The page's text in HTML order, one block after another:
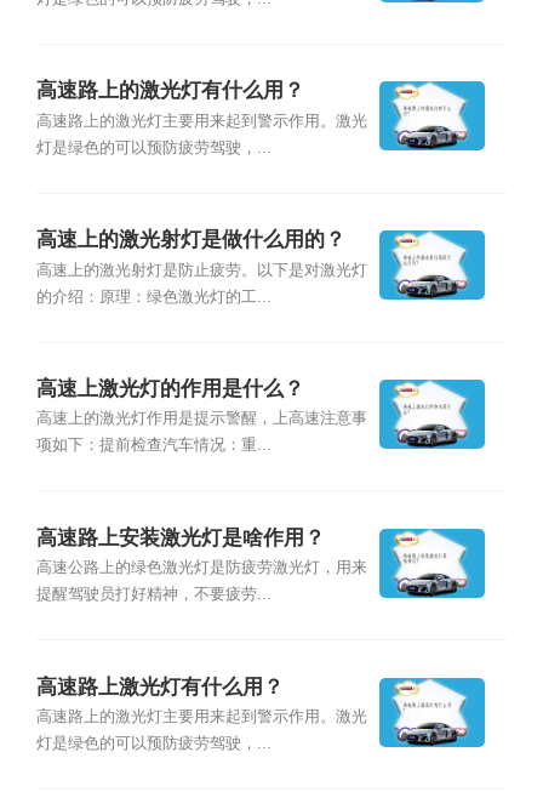
高速路上的激光灯有什么用？
高速路上的激光灯主要用来起到警示作用。激光
灯是绿色的可以预防疲劳驾驶，...
高速上的激光射灯是做什么用的？
高速上的激光射灯是防止疲劳。以下是对激光灯
的介绍：原理：绿色激光灯的工...
高速上激光灯的作用是什么？
高速上的激光灯作用是提示警醒，上高速注意事
项如下：提前检查汽车情况：重...
高速路上安装激光灯是啥作用？
高速公路上的绿色激光灯是防疲劳激光灯，用来
提醒驾驶员打好精神，不要疲劳...
高速路上激光灯有什么用？
高速路上的激光灯主要用来起到警示作用。激光
灯是绿色的可以预防疲劳驾驶，...